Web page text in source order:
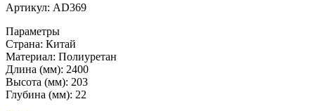
Артикул: AD369
Параметры
Страна: Китай
Материал: Полиуретан
Длина (мм): 2400
Высота (мм): 203
Глубина (мм): 22